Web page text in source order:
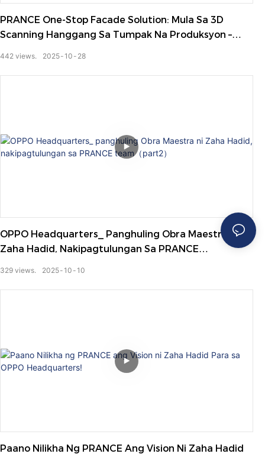
PRANCE One-Stop Facade Solution: Mula Sa 3D
Scanning Hanggang Sa Tumpak Na Produksyon –
2025 10 28
442 views.
OPPO Headquarters_ Panghuling Obra Maestra Ni
Zaha Hadid, Nakipagtulungan Sa PRANCE
2025 10 10
329 views.
Paano Nilikha Ng PRANCE Ang Vision Ni Zaha Hadid